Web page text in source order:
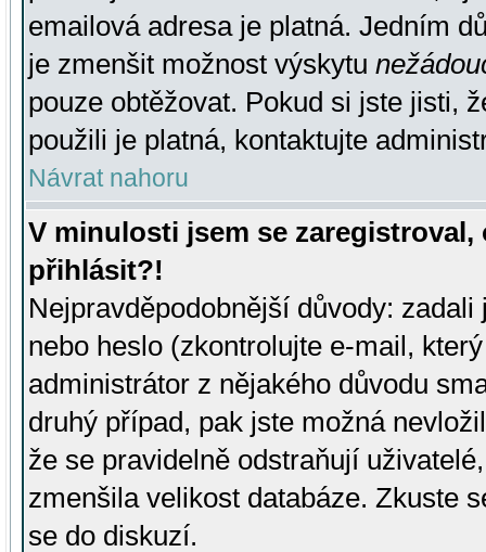
emailová adresa je platná. Jedním
je zmenšit možnost výskytu
pouze obtěžovat. Pokud si jste jisti,
použili je platná, kontaktujte
Návrat nahoru
V minulosti jsem se
přihlásit?!
Nejpravděpodobnější důvody:
nebo heslo (zkontrolujte e-mail,
administrátor z nějakého důvodu
druhý případ, pak jste možná
že se pravidelně odstraňují
zmenšila velikost databáze. Zkuste
se do diskuzí.